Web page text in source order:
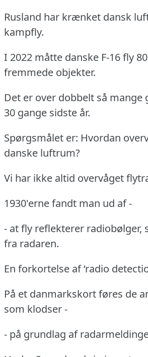
Rusland har krænket dansk
kampfly.
I 2022 måtte danske F-16 fly
fremmede objekter.
Det er over dobbelt så mange
30 gange sidste år.
Spørgsmålet er: Hvordan
danske luftrum?
Vi har ikke altid overvåget
1930'erne fandt man ud af -
- at fly reflekterer radiobølger,
fra radaren.
En forkortelse af ‘radio
På et danmarkskort føres de
som klodser -
- på grundlag af